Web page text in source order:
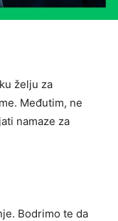
želju za
Međutim, ne
namaze za
Bodrimo te da